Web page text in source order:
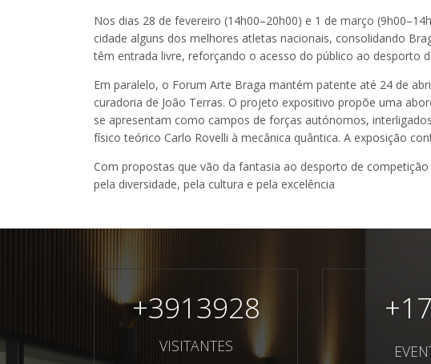
Nos dias 28 de fevereiro (14h00–20h00) e 1 de março
cidade alguns dos melhores atletas nacionais, consolidando
têm entrada livre, reforçando o acesso do público ao desporto
Em paralelo, o Forum Arte Braga mantém patente até 24 de
curadoria de João Terras. O projeto expositivo propõe uma
se apresentam como campos de forças autónomos,
físico teórico Carlo Rovelli à mecânica quântica. A exposição
Com propostas que vão da fantasia ao desporto de
pela diversidade, pela cultura e pela excelência
+3913928
VISITANTES
+